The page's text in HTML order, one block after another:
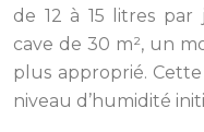
de 12 à 15 litres
cave de 30 m², un
plus approprié.
niveau d’humidité